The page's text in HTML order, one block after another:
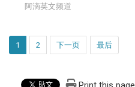
阿滴英文频道
1 2 下一页 最后